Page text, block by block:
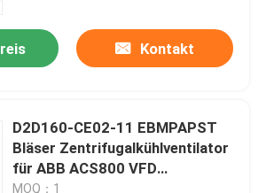
Kontakt
D2D160-CE02-11 EBMPAPST
Bläser Zentrifugalkühlventilator
für ABB ACS800 VFD
Wechselrichter NEW
MOQ：1